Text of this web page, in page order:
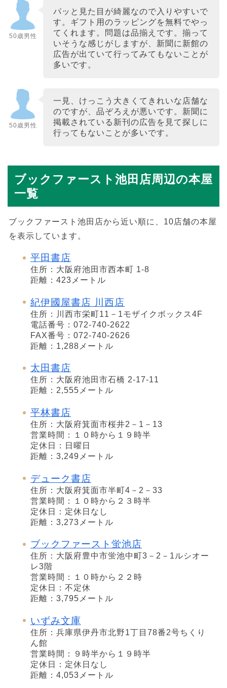
50歳男性
パッと見た目が綺麗なので入りやすいで
す。ギフト用のラッピングを無料でやっ
てくれます。問題は品揃えです。揃って
いそうな感じがしますが、新聞に新館の
広告が出ていて行ってみてもないことが
多いです。
50歳男性
一見、けっこう大きくてきれいな店舗な
のですが、品ぞろえが悪いです。新聞に
掲載されている新刊の広告を見て探しに
行ってもないことが多いです。
ブックファースト池田店周辺の本屋
一覧
ブックファースト池田店から近い順に、10店舗の本屋
を表示しています。
平田書店
住所：大阪府池田市西本町 1-8
距離：423メートル
紀伊國屋書店 川西店
住所：川西市栄町11－1モザイクボックス4F
電話番号：072-740-2622
FAX番号：072-740-2626
距離：1,288メートル
太田書店
住所：大阪府池田市石橋 2-17-11
距離：2,555メートル
平林書店
住所：大阪府箕面市桜井2－1－13
営業時間：１０時から１９時半
定休日：日曜日
距離：3,249メートル
デューク書店
住所：大阪府箕面市半町4－2－33
営業時間：１０時から２３時半
定休日：定休日なし
距離：3,273メートル
ブックファースト蛍池店
住所：大阪府豊中市蛍池中町3－2－1ルシオー
レ3階
営業時間：１０時から２２時
定休日：不定休
距離：3,795メートル
いずみ文庫
住所：兵庫県伊丹市北野1丁目78番2号ちくり
ん館
営業時間：９時半から１９時半
定休日：定休日なし
距離：4,053メートル